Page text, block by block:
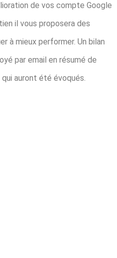
de vos compte Google
il vous proposera des
à mieux performer. Un bilan
par email en résumé de
qui auront été évoqués.